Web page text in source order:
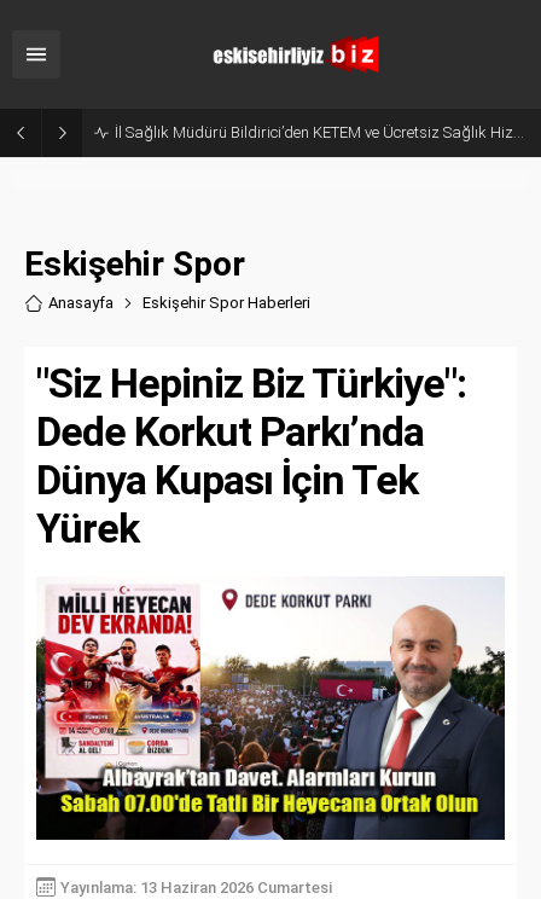
Hani Eskişehir Kaleydi? Yeni Parti’ye Geçişte Hesaplar Tutmadı!
Eskişehir Spor
Anasayfa Eskişehir Spor Haberleri
"Siz Hepiniz Biz Türkiye":
Dede Korkut Parkı’nda
Dünya Kupası İçin Tek
Yürek
Yayınlama: 13 Haziran 2026 Cumartesi